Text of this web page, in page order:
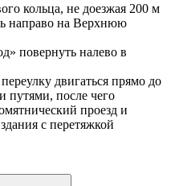
кольца, не доезжая 200 м
направо на Верхнюю
повернуть налево в
двигаться прямо до
путями, после чего
проезд и
с перетяжкой